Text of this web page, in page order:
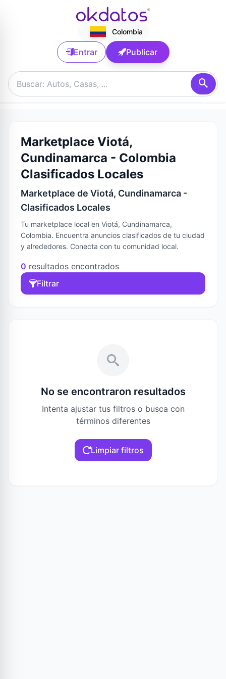
Colombia
Entrar Publicar
Marketplace Viotá,
Cundinamarca - Colombia
Clasificados Locales
Marketplace de Viotá, Cundinamarca -
Clasificados Locales
Tu marketplace local en Viotá, Cundinamarca,
Colombia. Encuentra anuncios clasificados de tu ciudad
y alrededores. Conecta con tu comunidad local.
0 resultados encontrados
Filtrar
No se encontraron resultados
Intenta ajustar tus filtros o busca con
términos diferentes
Limpiar filtros